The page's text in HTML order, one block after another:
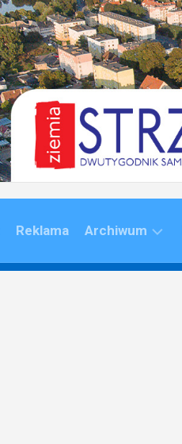
Reklama Archiwum